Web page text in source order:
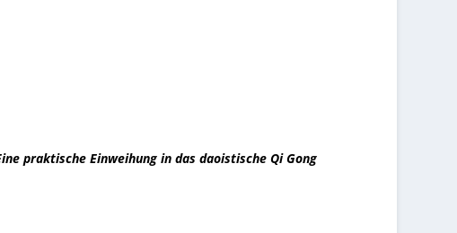
praktische Einweihung in das daoistische Qi Gong